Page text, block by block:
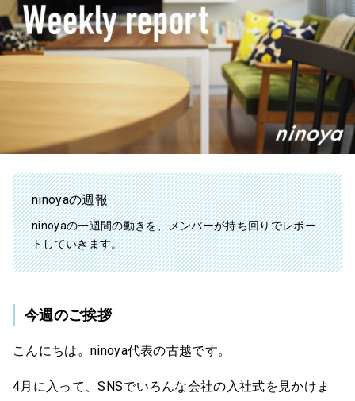
ninoyaの週報
ninoyaの一週間の動きを、メンバーが持ち回りでレポー
トしていきます。
今週のご挨拶
こんにちは。ninoya代表の古越です。
4月に入って、SNSでいろんな会社の入社式を見かけま